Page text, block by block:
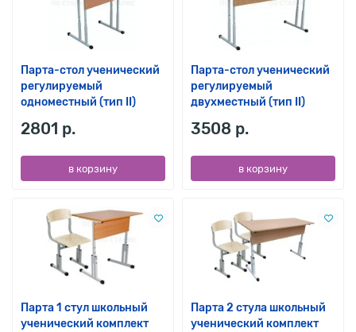
Парта-стол ученический
регулируемый
одноместный (тип II)
2801 р.
в корзину
Парта-стол ученический
регулируемый
двухместный (тип II)
3508 р.
в корзину
Парта 1 стул школьный
ученический комплект
Парта 2 стула школьный
ученический комплект